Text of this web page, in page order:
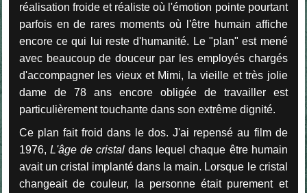
réalisation froide et réaliste où l'émotion pointe pourtant
parfois en de rares moments où l'être humain affiche
encore ce qui lui reste d'humanité. Le "plan" est mené
avec beaucoup de douceur par les employés chargés
d'accompagner les vieux et Mimi, la vieille et très jolie
dame de 78 ans encore obligée de travailler est
particulièrement touchante dans son extrême dignité.
Ce plan fait froid dans le dos. J'ai repensé au film de
1976, L'âge de cristaldans lequel chaque être humain
avait un cristal implanté dans la main. Lorsque le cristal
changeait de couleur, la personne était purement et